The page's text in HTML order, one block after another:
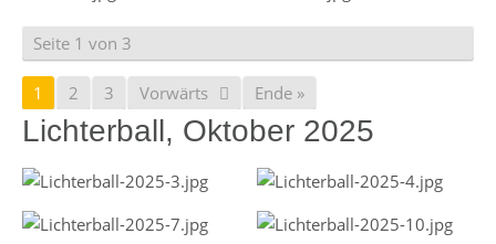
Seite 1 von 3
1 2 3 Vorwärts Ende »
Lichterball, Oktober 2025